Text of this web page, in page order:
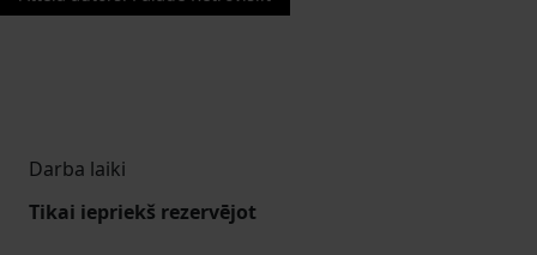
Darba laiki
Tikai iepriekš rezervējot